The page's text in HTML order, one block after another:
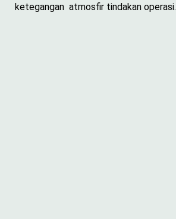
ketegangan atmosfir tindakan operasi.